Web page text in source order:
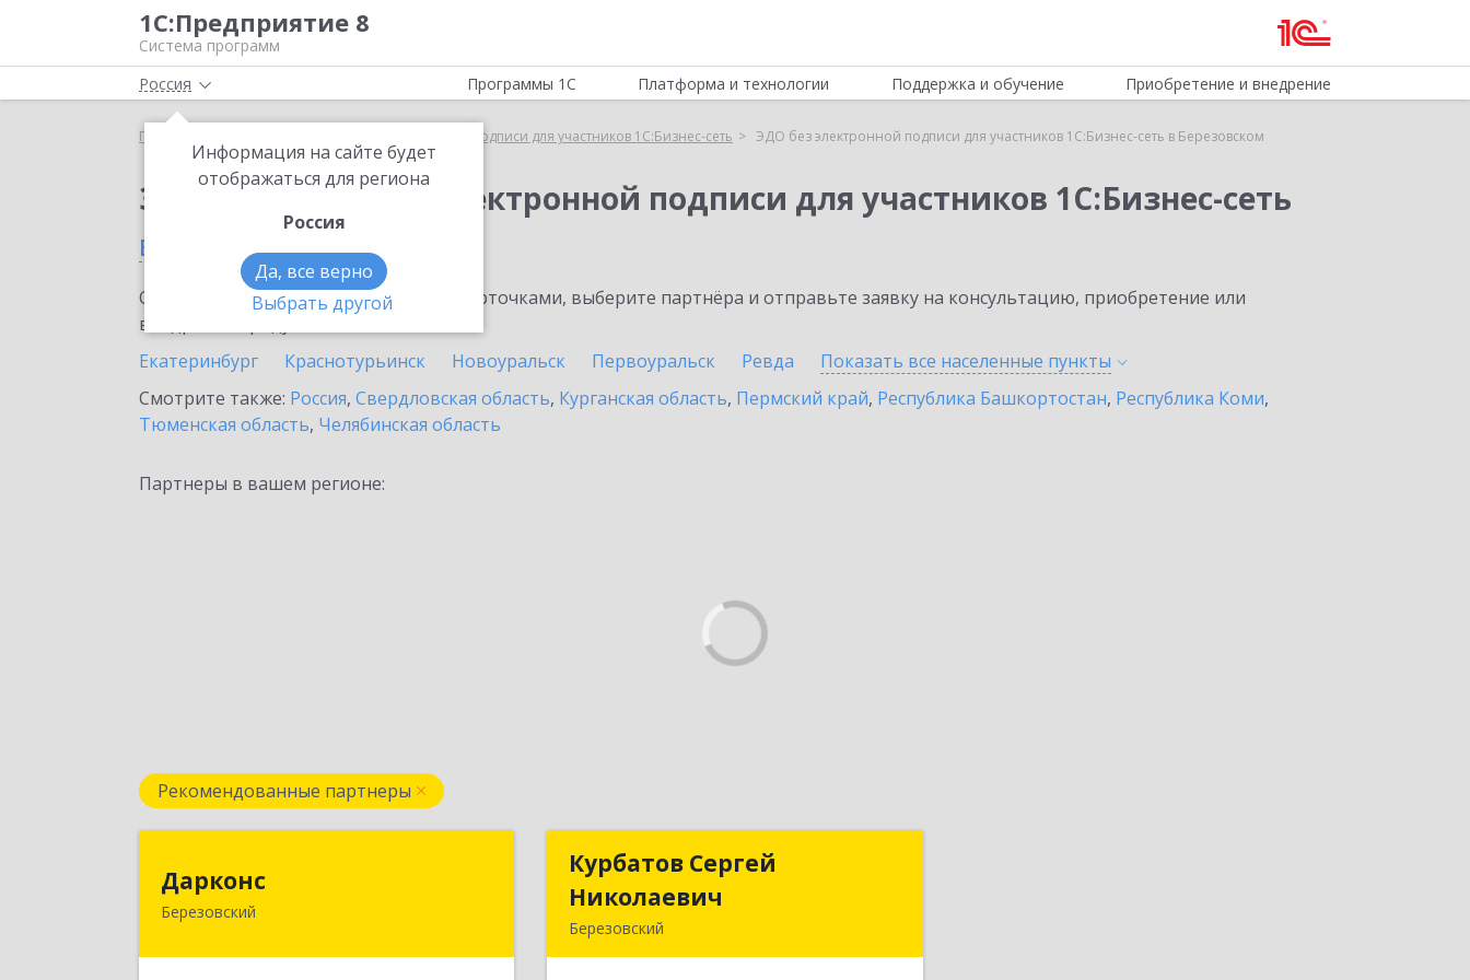
1С:Предприятие 8
Система программ
Россия
Информация на сайте будет
отображаться для региона
Россия
Да, все верно
Выбрать другой
Программы 1С Платформа и технологии Поддержка и обучение Приобретение и внедрение
Главная ЭДО без электронной подписи для участников 1С:Бизнес-сеть ЭДО без электронной подписи для участников 1С:Бизнес-сеть в Березовском
Заказать ЭДО без электронной подписи для участников 1С:Бизнес-сеть
в Березовском
Ознакомьтесь с информационными карточками, выберите партнёра и отправьте заявку на консультацию, приобретение или
внедрение продукта.
Екатеринбург
Краснотурьинск Новоуральск Первоуральск Ревда Показать все населенные пункты
Смотрите также: Россия, Свердловская область, Курганская область, Пермский край, Республика Башкортостан, Республика Коми,
Тюменская область, Челябинская область
Партнеры в вашем регионе:
Рекомендованные партнеры
Дарконс
Березовский
Курбатов Сергей
Николаевич
Березовский
Курбатов Сергей